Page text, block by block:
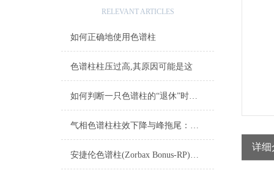
RELEVANT ARTICLES
如何正确地使用色谱柱
色谱柱柱压过高,其原因可能是这
如何判断一只色谱柱的“退休”时间？
气相色谱柱柱效下降与峰拖尾：成因分析与再生修复
安捷伦色谱柱(Zorbax Bonus-RP)：难分离碱性化合物的峰形利器
详细